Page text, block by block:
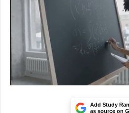
Add Study
as source on